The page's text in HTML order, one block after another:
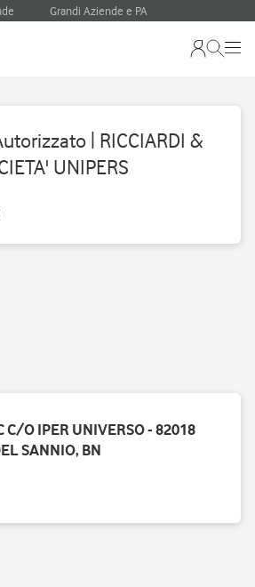
Grandi Aziende e PA
| RICCIARDI &
UNIPERS
C/O IPER UNIVERSO - 82018
SANNIO, BN